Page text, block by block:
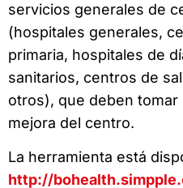
servicios generales de
(hospitales generales,
primaria, hospitales de
sanitarios, centros de
otros), que deben tomar
mejora del centro.
La herramienta está
http://